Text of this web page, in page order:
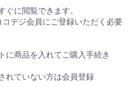
ぐに閲覧できます。
デジ会員にご登録いただく必要
に商品を入れてご購入手続き
れていない方は会員登録